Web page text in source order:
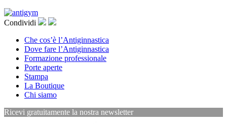
Condividi
Che cos’è l’Antiginnastica
Dove fare l’Antiginnastica
Formazione professionale
Porte aperte
Stampa
La Boutique
Chi siamo
Ricevi gratuitamente la nostra newsletter